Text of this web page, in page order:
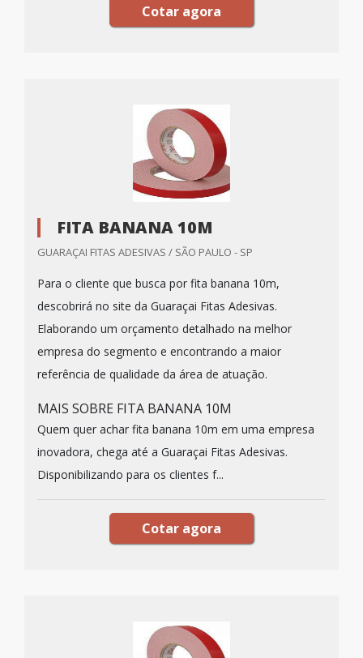
Cotar agora
FITA BANANA 10M
GUARAÇAI FITAS ADESIVAS / SÃO PAULO - SP
Para o cliente que busca por fita banana 10m,
descobrirá no site da Guaraçai Fitas Adesivas.
Elaborando um orçamento detalhado na melhor
empresa do segmento e encontrando a maior
referência de qualidade da área de atuação.
MAIS SOBRE FITA BANANA 10M
Quem quer achar fita banana 10m em uma empresa
inovadora, chega até a Guaraçai Fitas Adesivas.
Disponibilizando para os clientes f...
Cotar agora